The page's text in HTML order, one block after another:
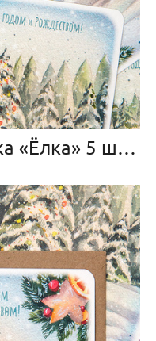
Новогодняя открытка «Ёлка» 5 штук с конвертами